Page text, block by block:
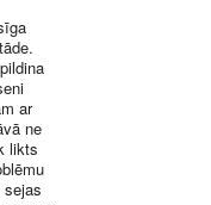
ar
ne
likts